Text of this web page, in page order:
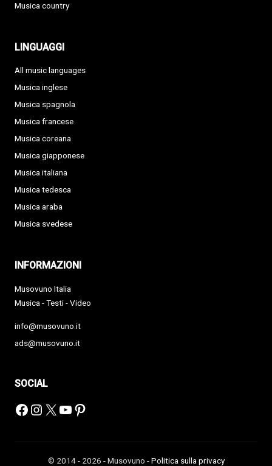
Musica country
LINGUAGGI
All music languages
Musica inglese
Musica spagnola
Musica francese
Musica coreana
Musica giapponese
Musica italiana
Musica tedesca
Musica araba
Musica svedese
INFORMAZIONI
Musovuno Italia
Musica - Testi - Video
info@musovuno.it
ads@musovuno.it
SOCIAL
Facebook
Instagram
X YouTube
Pinterest
© 2014 - 2026 - Musovuno -Politica sulla privacy